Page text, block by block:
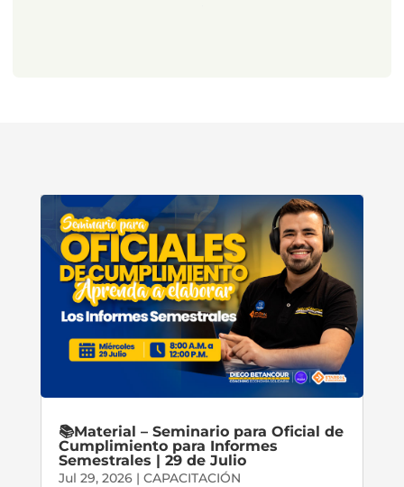
📚Material – Seminario para Oficial de
Cumplimiento para Informes
Semestrales | 29 de Julio
Jul 29, 2026| CAPACITACIÓN